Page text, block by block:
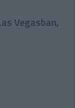
Vegasban,